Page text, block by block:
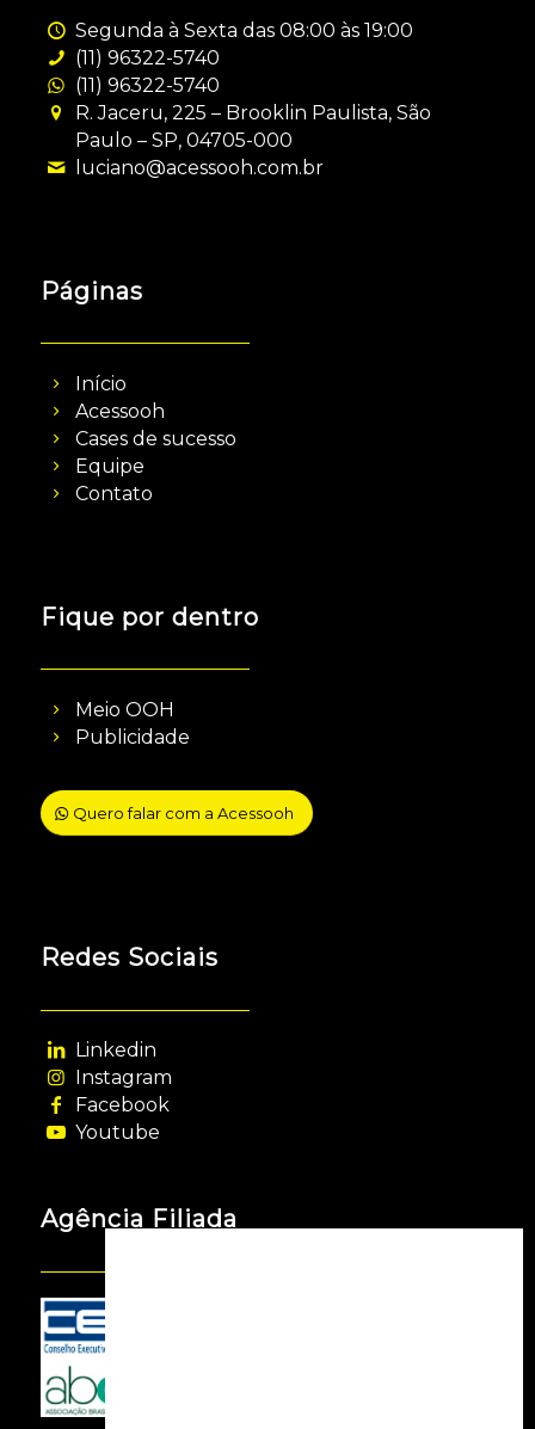
Segunda à Sexta das 08:00 às 19:00
(11) 96322-5740
(11) 96322-5740
R. Jaceru, 225 – Brooklin Paulista, São
Paulo – SP, 04705-000
luciano@acessooh.com.br
Páginas
Início
Acessooh
Cases de sucesso
Equipe
Contato
Fique por dentro
Meio OOH
Publicidade
Quero falar com a Acessooh
Redes Sociais
Linkedin
Instagram
Facebook
Youtube
Agência Filiada